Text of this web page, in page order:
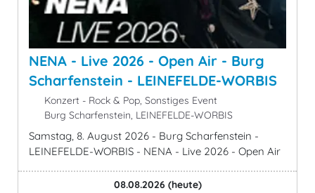
NENA - Live 2026 - Open Air - Burg
Scharfenstein - LEINEFELDE-WORBIS
Konzert - Rock & Pop, Sonstiges Event
Burg Scharfenstein, LEINEFELDE-WORBIS
Samstag, 8. August 2026 - Burg Scharfenstein -
LEINEFELDE-WORBIS - NENA - Live 2026 - Open Air
08.08.2026 (heute)